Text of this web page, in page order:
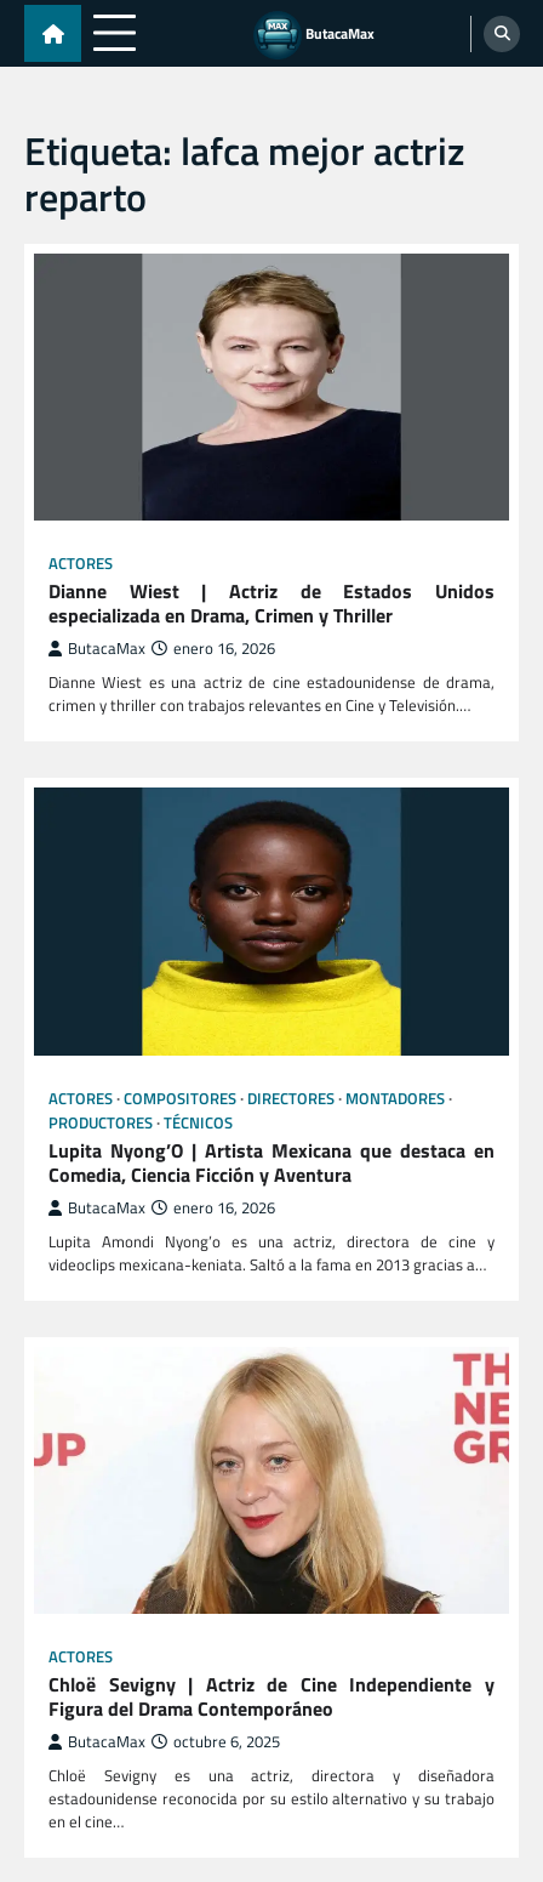
Skip
content
ButacaMax
Etiqueta: lafca mejor actriz
reparto
ACTORES
Dianne Wiest | Actriz de Estados Unidos
especializada en Drama, Crimen y Thriller
ButacaMax enero 16, 2026
Dianne Wiest es una actriz de cine estadounidense de drama,
crimen y thriller con trabajos relevantes en Cine y Televisión.…
ACTORES COMPOSITORES DIRECTORES MONTADORES
PRODUCTORES TÉCNICOS
Lupita Nyong’O | Artista Mexicana que destaca en
Comedia, Ciencia Ficción y Aventura
ButacaMax enero 16, 2026
Lupita Amondi Nyong’o es una actriz, directora de cine y
videoclips mexicana-keniata. Saltó a la fama en 2013 gracias a…
ACTORES
Chloë Sevigny | Actriz de Cine Independiente y
Figura del Drama Contemporáneo
ButacaMax octubre 6, 2025
Chloë Sevigny es una actriz, directora y diseñadora
estadounidense reconocida por su estilo alternativo y su trabajo
en el cine…